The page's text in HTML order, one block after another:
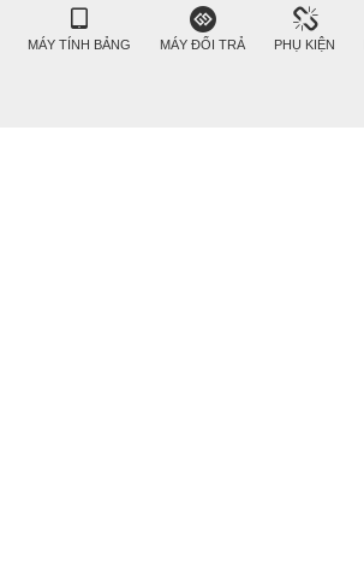
MÁY TÍNH BẢNG MÁY ĐỔI TRẢ PHỤ KIỆN